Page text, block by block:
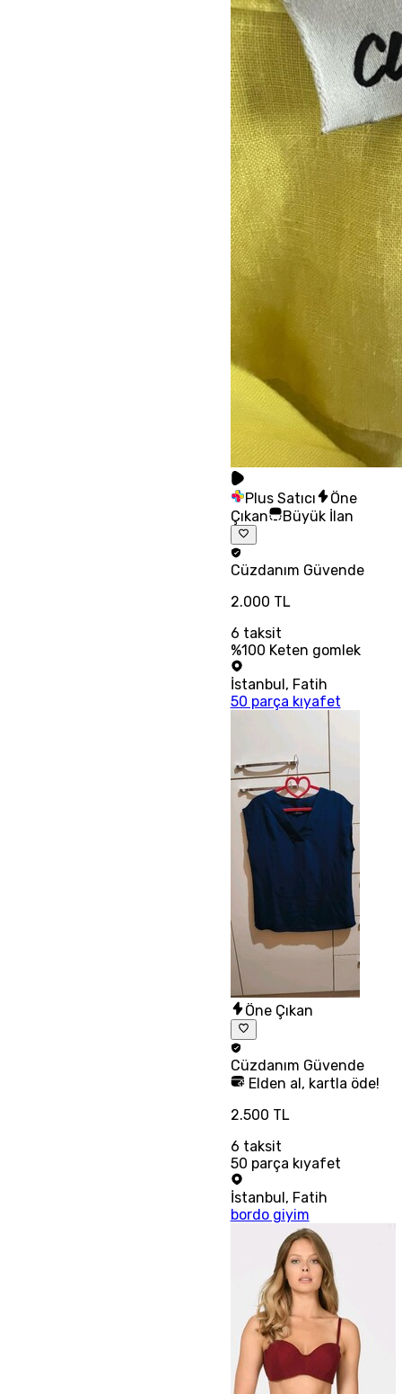
Plus Satıcı
Öne
Çıkan
Büyük İlan
Cüzdanım Güvende
2.000 TL
6 taksit
%100 Keten gomlek
İstanbul , Fatih
50 parça kıyafet
Öne Çıkan
Cüzdanım Güvende
Elden al, kartla öde!
2.500 TL
6 taksit
50 parça kıyafet
İstanbul, Fatih
bordo giyim